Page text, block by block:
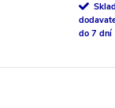
do 7 dní